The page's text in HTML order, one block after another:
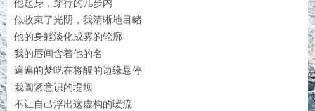
他起身，穿行的几步内
似收束了光阴，我清晰地目睹
他的身躯淡化成雾的轮廓
我的唇间含着他的名
遍遍的梦呓在将醒的边缘悬停
我阖紧意识的堤坝
不让自己浮出这虚构的暖流